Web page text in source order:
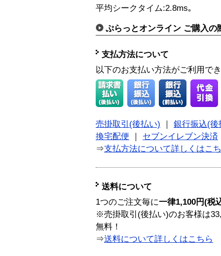
平均シークタイム:2.8ms｡
ぷらっとオンライン ご購入の
支払方法について
以下のお支払い方法がご利用で
売掛取引(後払い)
銀行振込(後
換宅配便
セブンイレブン決済
⇒支払方法について詳しくはこ
送料について
1つのご注文毎に一律1,100円(税
※売掛取引(後払い)のお客様は
無料！
⇒送料について詳しくはこちら